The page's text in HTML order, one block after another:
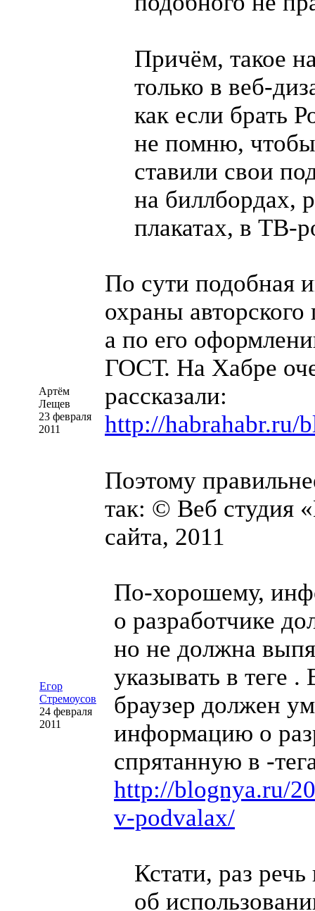
Причём, такое
только в веб-
как если брать
не помню,
ставили свои
на биллбордах,
плакатах, в ТВ-
Артём
Лещев
23 февраля
2011
По сути подобная
охраны
а по его
ГОСТ. На Хабре
рассказали:
http://habrahabr.ru/
Поэтому
так: © Веб студия
сайта, 2011
Егор
Стремоусов
24 февраля
2011
По-хорошему,
о разработчике
но не должна
указывать в теге .
браузер должен
информацию о
спрятанную в -
http://blognya.ru/
v-podvalax/
Кстати, раз
об